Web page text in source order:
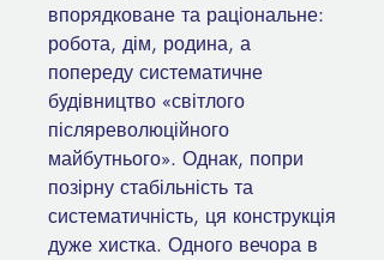
впорядковане та раціональне:
робота, дім, родина, а
попереду систематичне
будівництво «світлого
післяреволюційного
майбутнього». Однак, попри
позірну стабільність та
систематичність, ця конструкція
дуже хистка. Одного вечора в